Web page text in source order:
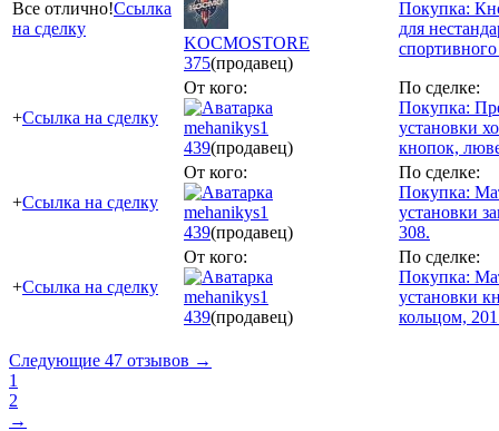
Все отлично!Ссылка
на сделку
KOCMOSTORE
375(продавец)
Покупка:
для
+Ссылка на сделку
От кого:
mehanikys1
439(продавец)
По сделке:
Покупка:
установки
кнопок,
+Ссылка на сделку
От кого:
mehanikys1
439(продавец)
По сделке:
Покупка:
установки
308.
+Ссылка на сделку
От кого:
mehanikys1
439(продавец)
По сделке:
Покупка:
установки
кольцом,
Следующие 47 отзывов →
1
2
→